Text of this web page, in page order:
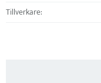
Tillverkare